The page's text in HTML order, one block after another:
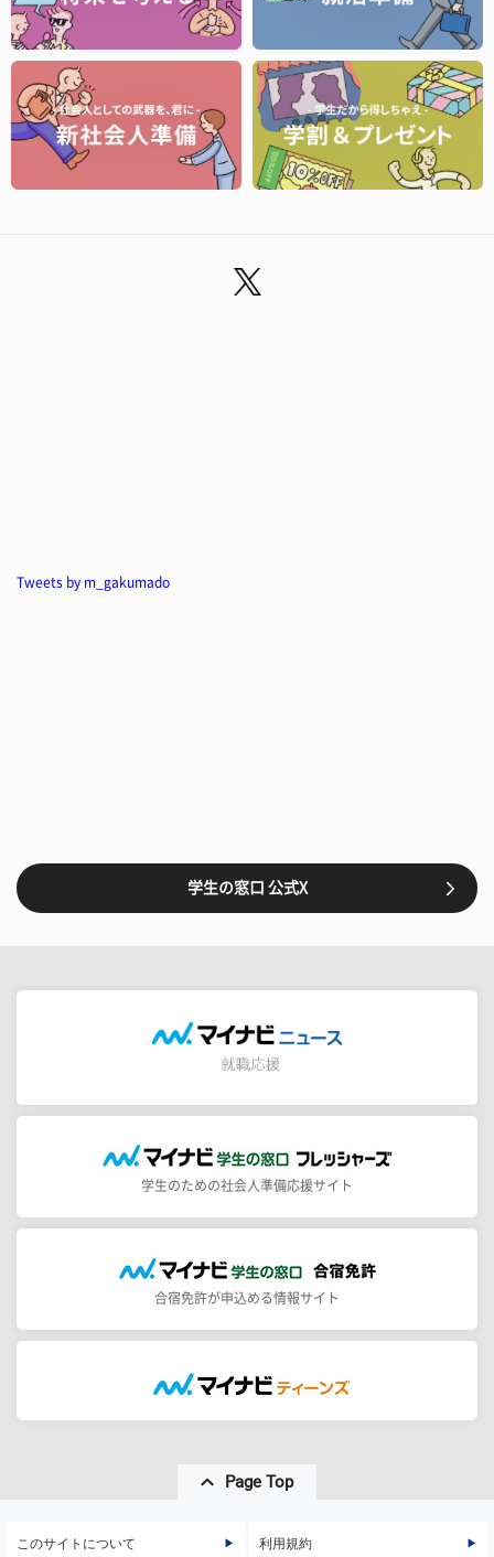
Tweets by m_gakumado
学生の窓口 公式X
学生のための社会人準備応援サイト
合宿免許が申込める情報サイト
Page Top
このサイトについて 利用規約